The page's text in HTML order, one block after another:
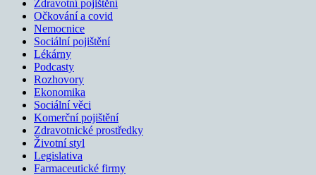
Zdravotní pojištění
Očkování a covid
Nemocnice
Sociální pojištění
Lékárny
Podcasty
Rozhovory
Ekonomika
Sociální věci
Komerční pojištění
Zdravotnické prostředky
Životní styl
Legislativa
Farmaceutické firmy